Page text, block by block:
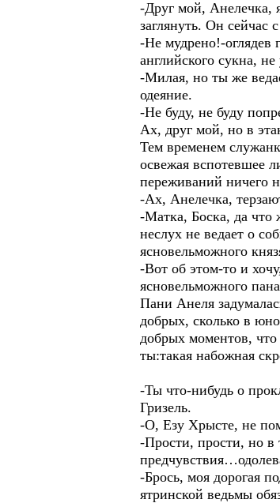
-Друг мой, Анелечка,
заглянуть. Он сейчас
-Не мудрено!-оглядев
английского сукна,
-Милая, но ты же
одеяние.
-Не буду, не буду
Ах, друг мой, но в
Тем временем
освежая вспотевшее
переживаний ничего
-Ах, Анелечка,
-Матка, Боска, да что
неслух не ведает о
ясновельможного
-Вот об этом-то и
ясновельможного
Пани Анеля
добрых, сколько в
добрых моментов,
ты:такая набожная
-Ты что-нибудь о
Гризель.
-О, Езу Хрысте, не
-Прости, прости, но
-Брось, моя дорогая
ятринской ведьмы